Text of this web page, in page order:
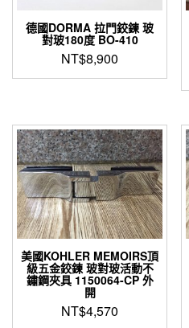
德國DORMA 拉門鉸鍊 玻
對玻180度 BO-410
NT$8,900
美國KOHLER MEMOIRS頂
級五金鉸鍊 玻對玻活動不
鏽鋼夾具 1150064-CP 外
開
NT$4,570